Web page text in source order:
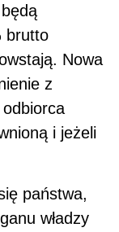
brutto
Nowa
z
i jeżeli
państwa,
władzy